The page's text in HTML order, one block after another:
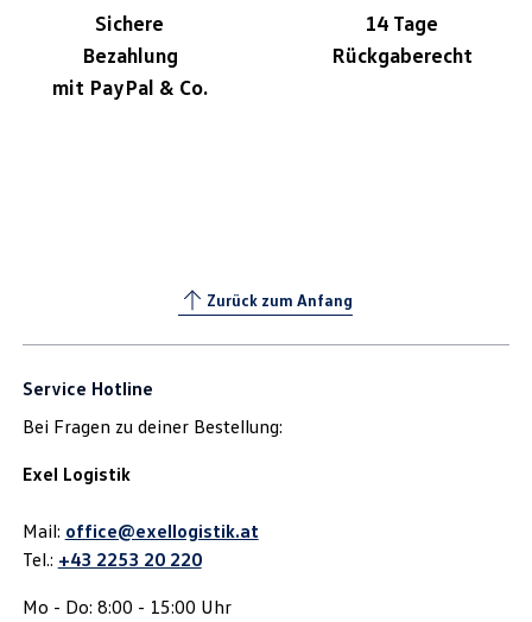
Sichere
Bezahlung
mit PayPal & Co.
14 Tage
Rückgaberecht
Zurück zum Anfang
Service Hotline
Bei Fragen zu deiner Bestellung:
Exel Logistik
Mail: office@exellogistik.at
Tel.: +43 2253 20 220
Mo - Do: 8:00 - 15:00 Uhr